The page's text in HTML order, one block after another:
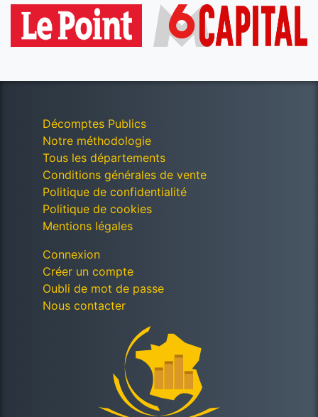
Décomptes Publics
Notre méthodologie
Tous les départements
Conditions générales de vente
Politique de confidentialité
Politique de cookies
Mentions légales
Connexion
Créer un compte
Oubli de mot de passe
Nous contacter